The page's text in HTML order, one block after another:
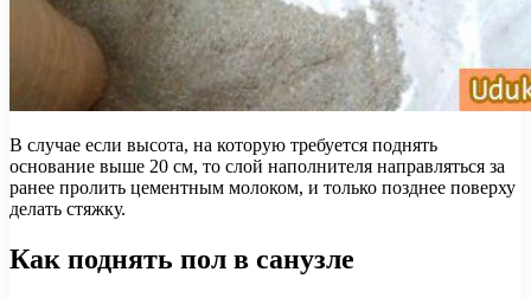
В случае если высота, на которую требуется поднять
основание выше 20 см, то слой наполнителя направляться за
ранее пролить цементным молоком, и только позднее поверху
делать стяжку.
Как поднять пол в санузле